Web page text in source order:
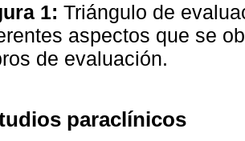
1: Triángulo de
aspectos que se
de evaluación.
paraclínicos